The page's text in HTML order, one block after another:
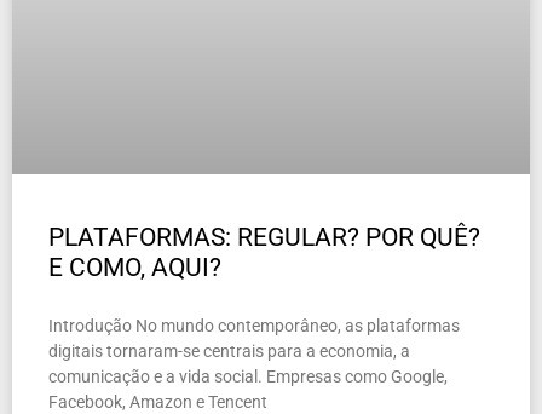
PLATAFORMAS: REGULAR? POR QUÊ?
E COMO, AQUI?
Introdução No mundo contemporâneo, as plataformas
digitais tornaram-se centrais para a economia, a
comunicação e a vida social. Empresas como Google,
Facebook, Amazon e Tencent